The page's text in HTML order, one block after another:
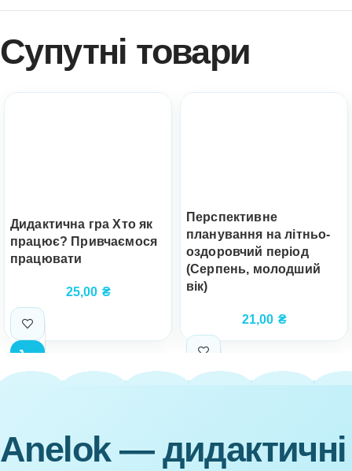
Супутні товари
Дидактична гра Хто як
працює? Привчаємося
працювати
25,00 ₴
Перспективне
планування на літньо-
оздоровчий період
(Серпень, молодший
вік)
21,00 ₴
Anelok — дидактичні